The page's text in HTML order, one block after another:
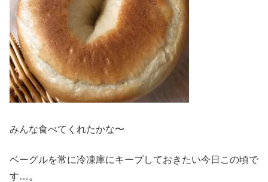
みんな食べてくれたかな〜
ベーグルを常に冷凍庫にキープしておきたい今日この頃で
す…。